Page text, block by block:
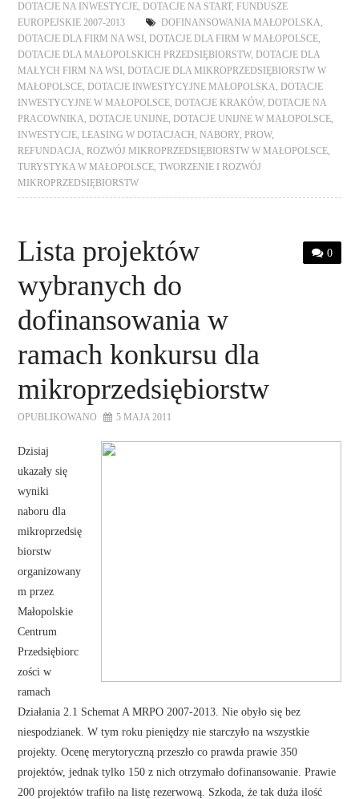
DOTACJE NA INWESTYCJE ,DOTACJE NA START,FUNDUSZE
EUROPEJSKIE 2007-2013
DOFINANSOWANIA MAŁOPOLSKA
DOTACJE DLA FIRM NA WSI
,DOTACJE DLA FIRM W MAŁOPOLSCE
DOTACJE DLA MAŁOPOLSKICH PRZEDSIĘBIORSTW,DOTACJE DLA
MAŁYCH FIRM NA WSI
,DOTACJE DLA MIKROPRZEDSIĘBIORSTW W
MAŁOPOLSCE ,DOTACJE INWESTYCYJNE MAŁOPOLSKA ,DOTACJE
INWESTYCYJNE W MAŁOPOLSCE ,DOTACJE KRAKÓW,DOTACJE NA
PRACOWNIKA ,DOTACJE UNIJNE ,DOTACJE UNIJNE W MAŁOPOLSCE
INWESTYCJE ,LEASING W DOTACJACH ,NABORY ,PROW,
REFUNDACJA ,ROZWÓJ MIKROPRZEDSIĘBIORSTW W MAŁOPOLSCE
TURYSTYKA W MAŁOPOLSCE ,TWORZENIE I ROZWÓJ
MIKROPRZEDSIĘBIORSTW
0
Lista projektów
wybranych do
dofinansowania w
ramach konkursu dla
mikroprzedsiębiorstw
OPUBLIKOWANO 5 MAJA 2011
Dzisiaj
ukazały się
wyniki
naboru dla
mikroprzedsię
biorstw
organizowany
m przez
Małopolskie
Centrum
Przedsiębiorc
zości w
ramach
Działania 2.1 Schemat A MRPO 2007-2013. Nie obyło się bez
niespodzianek. W tym roku pieniędzy nie starczyło na wszystkie
projekty. Ocenę merytoryczną przeszło co prawda prawie 350
projektów, jednak tylko 150 z nich otrzymało dofinansowanie. Prawie
200 projektów trafiło na listę rezerwową. Szkoda, że tak duża ilość